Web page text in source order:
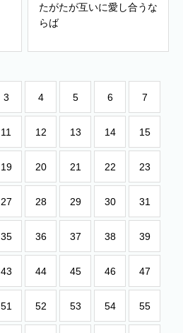
たがたが互いに愛し合うな
らば
3 4 5 6 7
11 12 13 14 15
19 20 21 22 23
27 28 29 30 31
35 36 37 38 39
43 44 45 46 47
51 52 53 54 55